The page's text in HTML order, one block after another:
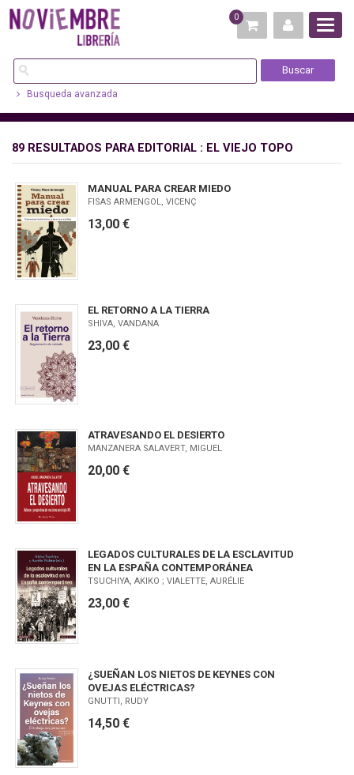
0
Busqueda avanzada
89 RESULTADOS PARA EDITORIAL : EL VIEJO TOPO
MANUAL PARA CREAR MIEDO
FISAS ARMENGOL, VICENÇ
13,00 €
EL RETORNO A LA TIERRA
SHIVA, VANDANA
23,00 €
ATRAVESANDO EL DESIERTO
MANZANERA SALAVERT, MIGUEL
20,00 €
LEGADOS CULTURALES DE LA ESCLAVITUD
EN LA ESPAÑA CONTEMPORÁNEA
TSUCHIYA, AKIKO ; VIALETTE, AURÉLIE
23,00 €
¿SUEÑAN LOS NIETOS DE KEYNES CON
OVEJAS ELÉCTRICAS?
GNUTTI, RUDY
14,50 €